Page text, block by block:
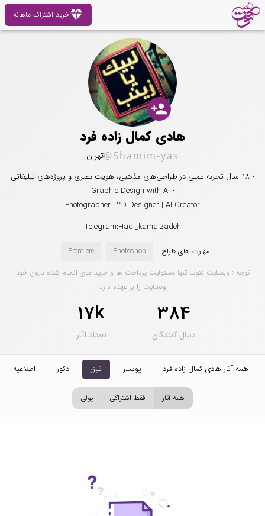
diamondخرید اشتراک ماهانه
person_add
هادی کمال زاده فرد
@Shamim-yasتهران
• 18 سال تجربه عملی در طراحی‌های مذهبی، هویت بصری و پروژه‌های تبلیغاتی
• Graphic Design with AI
Photographer | 3D Designer | AI Creator
Telegram:Hadi_kamalzadeh
مهارت های طراح : Photoshop
Premiere
توجه : وبسایت قنوت تنها مسئولیت پرداخت ها و خرید های انجام شده درون خود
وبسایت را بر عهده دارد
384
دنبال کنندگان
17k
تعداد آثار
همه آثار هادی کمال زاده فرد پوستر تیزر دکور اطلاعیه
همه آثار فقط اشتراکی پولی